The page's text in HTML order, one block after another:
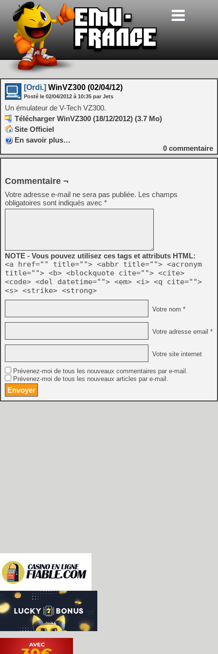
[Ordi.] WinVZ300 (02/04/12)
Posté le 02/04/2012 à 10:35 par Jets
Un émulateur de V-Tech VZ300.
Télécharger WinVZ300 (18/12/2012) (3.7 Mo)
Site Officiel
En savoir plus…
0 commentaire
Commentaire ¬
Votre adresse e-mail ne sera pas publiée. Les champs
obligatoires sont indiqués avec *
NOTE - Vous pouvez utilisez ces tags et attributs HTML:
<a href="" title=""> <abbr title=""> <acronym
title=""> <b> <blockquote cite=""> <cite>
<code> <del datetime=""> <em> <i> <q cite="">
<s> <strike> <strong>
Votre nom *
Votre adresse email *
Votre site internet
Prévenez-moi de tous les nouveaux commentaires par e-mail.
Prévenez-moi de tous les nouveaux articles par e-mail.